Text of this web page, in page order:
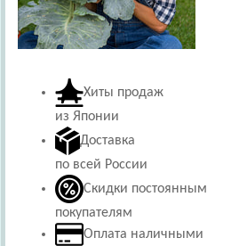
Хиты продаж
из Японии
Доставка
по всей России
Скидки постоянным
покупателям
Оплата наличными